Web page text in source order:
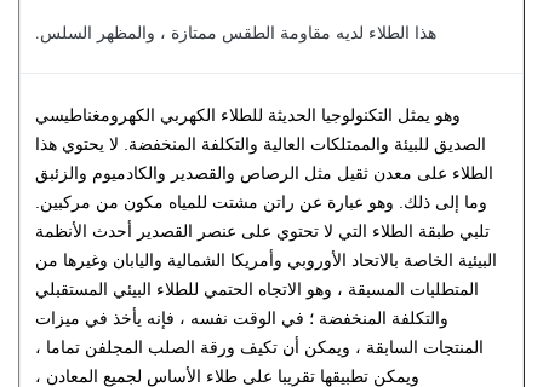
هذا الطلاء لديه مقاومة الطقس ممتازة ، والمظهر السلس.
وهو يمثل التكنولوجيا الحديثة للطلاء الكهربي الكهرومغناطيسي
الصديق للبيئة والممتلكات العالية والتكلفة المنخفضة.
لا يحتوي هذا
الطلاء على معدن ثقيل مثل الرصاص والقصدير والكادميوم والزئبق
وما إلى ذلك. وهو عبارة عن راتن مشتت للمياه مكون من مركبين.
تلبي طبقة الطلاء التي لا تحتوي على عنصر القصدير أحدث الأنظمة
البيئية الخاصة بالاتحاد الأوروبي وأمريكا الشمالية واليابان وغيرها من
المتطلبات المسبقة ، وهو الاتجاه الحتمي للطلاء البيئي المستقبلي
والتكلفة المنخفضة ؛ في الوقت نفسه ، فإنه يأخذ في ميزات
المنتجات السابقة ، ويمكن أن تكيف ورقة الصلب المجلفن تماما ،
ويمكن تطبيقها تقريبا على طلاء الأساس لجميع المعادن ،